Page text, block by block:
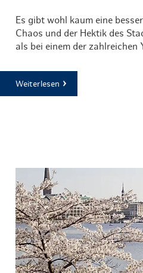
Es gibt wohl kaum eine
Chaos und der Hektik des
als bei einem der zahlreichen
Weiterlesen